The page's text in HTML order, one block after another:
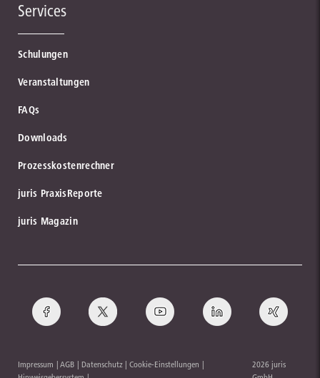
Services
Schulungen
Veranstaltungen
FAQs
Downloads
Prozesskostenrechner
juris PraxisReporte
juris Magazin
Impressum AGB Datenschutz
Cookie-Einstellungen
2026 juris